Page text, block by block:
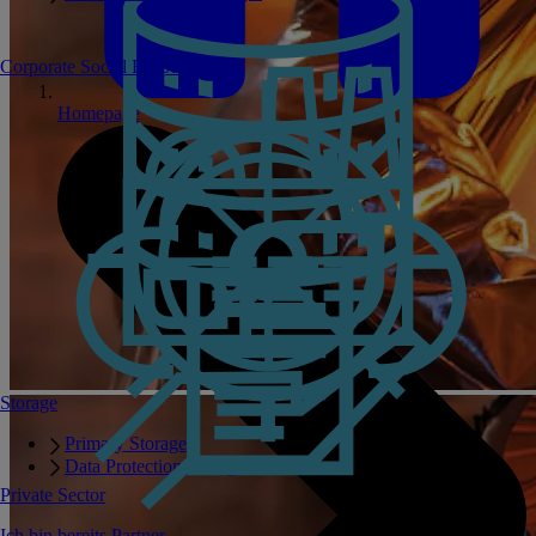
Storage
Primary Storage
Data Protection Storage
Private Sector
Corporate Social Responsibility
Homepage